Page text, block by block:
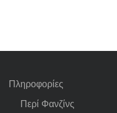
Πληροφορίες
Περί Φανζίνς